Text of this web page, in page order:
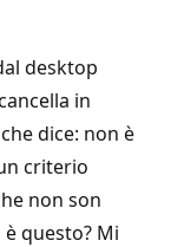
desktop
in
dice: non è
criterio
non son
questo? Mi